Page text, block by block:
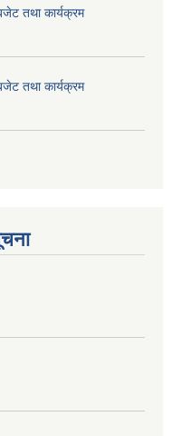
तथा कार्यक्रम
तथा कार्यक्रम